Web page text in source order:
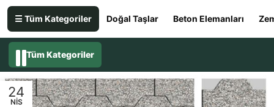
☰ Tüm Kategoriler Doğal Taşlar Beton Elemanları
Tüm Kategoriler
24
NIS